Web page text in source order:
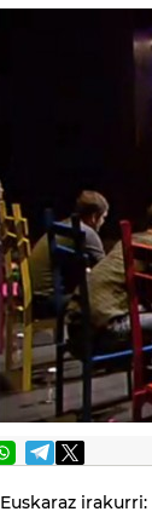
Euskaraz irakurri: